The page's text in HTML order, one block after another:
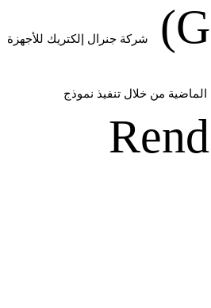
شركة جنرال إلكتريك للأجهزة
الماضية من خلال تنفيذ نموذج